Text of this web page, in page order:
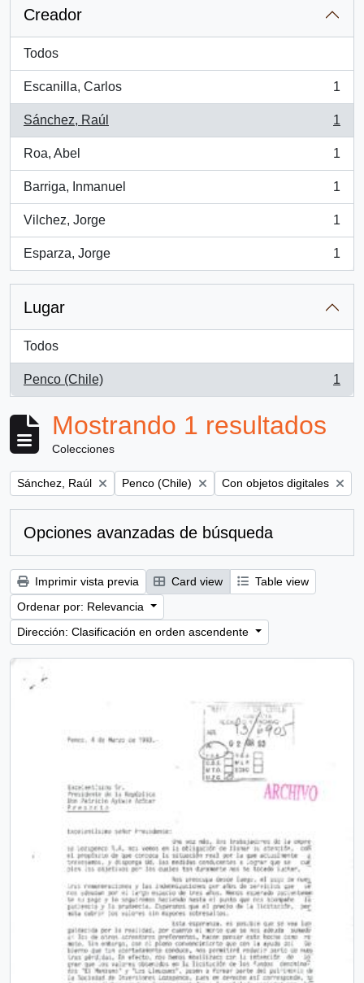
Creador
Todos
Escanilla, Carlos
, 1 resultados
1
Sánchez, Raúl
, 1 resultados
1
Roa, Abel
, 1 resultados
1
Barriga, Inmanuel
, 1 resultados
1
Vilchez, Jorge
, 1 resultados
1
Esparza, Jorge
, 1 resultados
1
Lugar
Todos
Penco (Chile)
, 1 resultados
1
Mostrando 1 resultados
Colecciones
Remove filter:
Sánchez, Raúl Remove filter:
Penco (Chile) Remove filter:
Con objetos digitales
Opciones avanzadas de búsqueda
Imprimir vista previa Card view
Table view
Ordenar por: Relevancia
Dirección: Clasificación en orden ascendente